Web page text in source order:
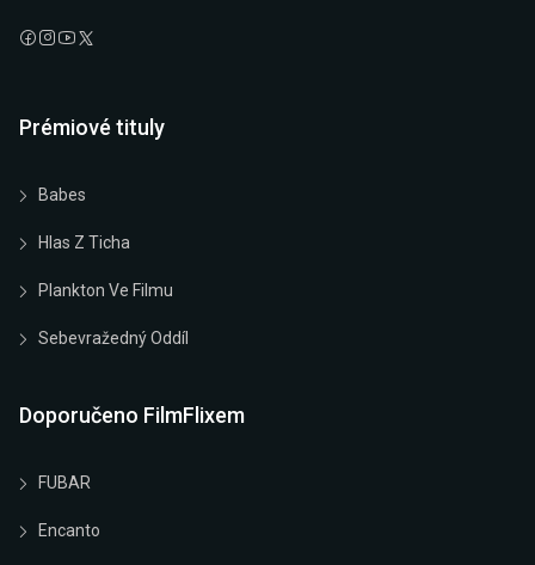
Prémiové tituly
Babes
Hlas Z Ticha
Plankton Ve Filmu
Sebevražedný Oddíl
Doporučeno FilmFlixem
FUBAR
Encanto